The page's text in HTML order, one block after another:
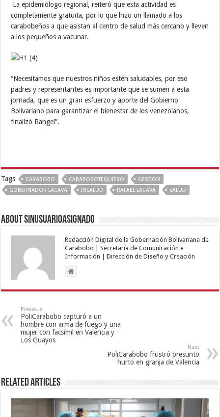
La epidemiólogo regional, reiteró que esta actividad es
completamente gratuita, por lo que hizo un llamado a los
carabobeños a que asistan al centro de salud más cercano y lleven
a los pequeños a vacunar.
“Necesitamos que nuestros niños estén saludables, por eso
padres y representantes es importante que se sumen a esta
jornada, que es un gran esfuerzo y aporte del Gobierno
Bolivariano para garantizar el bienestar de los venezolanos,
finalizó Rangel”.
Tags CARABOBO CARABOBOTEQUIERO
GESTION
GOBERNADOR LACAVA
INSALUD RAFAEL LACAVA SALUD
About sinusuarioasignado
Redacción Digital de la Gobernación Bolivariana de
Carabobo | Secretaría de Comunicación e
Información | Dirección de Diseño y Creación
Previous
PoliCarabobo capturó a un
hombre con arma de fuego y una
mujer con facsímil en Valencia y
Los Guayos
Next
PoliCarabobo frustró presunto
hurto en granja de Valencia
Related Articles